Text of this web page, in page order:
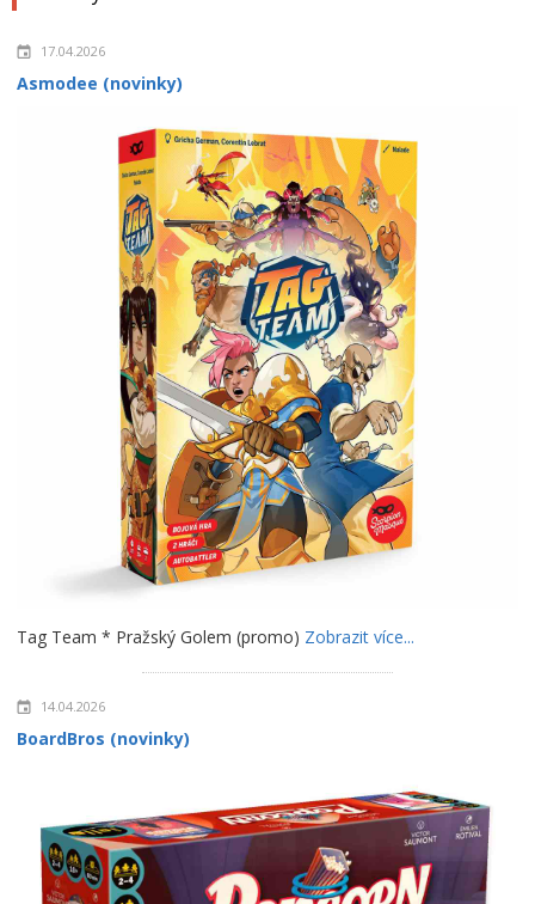
17.04.2026
Asmodee (novinky)
Tag Team * Pražský Golem (promo) Zobrazit více...
14.04.2026
BoardBros (novinky)